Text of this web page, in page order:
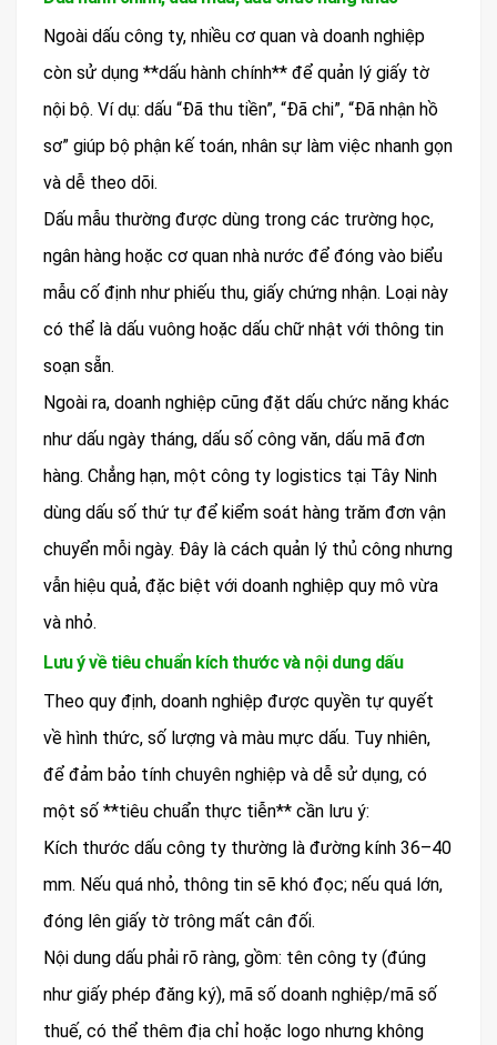
Ngoài dấu công ty, nhiều cơ quan và doanh nghiệp
còn sử dụng **dấu hành chính** để quản lý giấy tờ
nội bộ. Ví dụ: dấu “Đã thu tiền”, “Đã chi”, “Đã nhận hồ
sơ” giúp bộ phận kế toán, nhân sự làm việc nhanh gọn
và dễ theo dõi.
Dấu mẫu thường được dùng trong các trường học,
ngân hàng hoặc cơ quan nhà nước để đóng vào biểu
mẫu cố định như phiếu thu, giấy chứng nhận. Loại này
có thể là dấu vuông hoặc dấu chữ nhật với thông tin
soạn sẵn.
Ngoài ra, doanh nghiệp cũng đặt dấu chức năng khác
như dấu ngày tháng, dấu số công văn, dấu mã đơn
hàng. Chẳng hạn, một công ty logistics tại Tây Ninh
dùng dấu số thứ tự để kiểm soát hàng trăm đơn vận
chuyển mỗi ngày. Đây là cách quản lý thủ công nhưng
vẫn hiệu quả, đặc biệt với doanh nghiệp quy mô vừa
và nhỏ.
Lưu ý về tiêu chuẩn kích thước và nội dung dấu
Theo quy định, doanh nghiệp được quyền tự quyết
về hình thức, số lượng và màu mực dấu. Tuy nhiên,
để đảm bảo tính chuyên nghiệp và dễ sử dụng, có
một số **tiêu chuẩn thực tiễn** cần lưu ý:
Kích thước dấu công ty thường là đường kính 36–40
mm. Nếu quá nhỏ, thông tin sẽ khó đọc; nếu quá lớn,
đóng lên giấy tờ trông mất cân đối.
Nội dung dấu phải rõ ràng, gồm: tên công ty (đúng
như giấy phép đăng ký), mã số doanh nghiệp/mã số
thuế, có thể thêm địa chỉ hoặc logo nhưng không